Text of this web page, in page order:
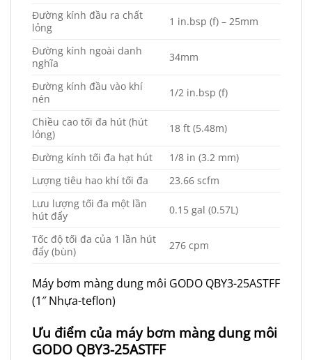
Đường kính đầu ra chất
lỏng
1 in.bsp (f) – 25mm
Đường kính ngoài danh
nghĩa
34mm
Đường kính đầu vào khí
nén
1/2 in.bsp (f)
Chiều cao tối đa hút (hút
lỏng)
18 ft (5.48m)
Đường kính tối đa hạt hút
1/8 in (3.2 mm)
Lượng tiêu hao khí tối đa
23.66 scfm
Lưu lượng tối đa một lần
hút đẩy
0.15 gal (0.57L)
Tốc độ tối đa của 1 lần hút
đẩy (bùn)
276 cpm
Máy bơm màng dung môi GODO QBY3-25ASTFF
(1″ Nhựa-teflon)
Ưu điểm của máy bơm màng dung môi
GODO QBY3-25ASTFF